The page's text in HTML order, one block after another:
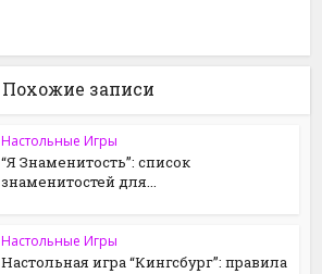
Похожие записи
Настольные Игры
“Я Знаменитость”: список
знаменитостей для...
Настольные Игры
Настольная игра “Кингсбург”: правила